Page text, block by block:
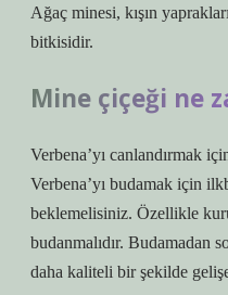
Ağaç minesi, kışın
bitkisidir.
Mine çiçeği ne
Verbena’yı canlandırmak
Verbena’yı budamak için
beklemelisiniz. Özellikle
budanmalıdır. Budamadan
daha kaliteli bir şekilde